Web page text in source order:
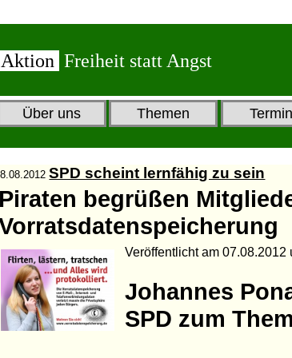
Aktion Freiheit statt Angst
Über uns Themen
SPD scheint lernfähig zu sein
Piraten begrüßen
Veröffentlicht am 07.08.2012
Johannes
SPD zum